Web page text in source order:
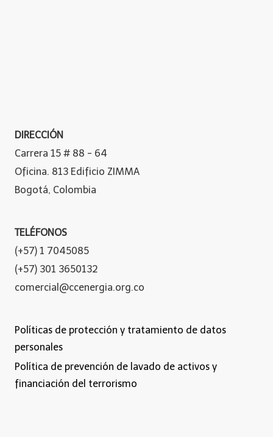
DIRECCIÓN
Carrera 15 # 88 - 64
Oficina. 813 Edificio ZIMMA
Bogotá, Colombia
TELÉFONOS
(+57) 1 7045085
(+57) 301 3650132
comercial@ccenergia.org.co
Políticas de protección y tratamiento de datos
personales
Política de prevención de lavado de activos y
financiación del terrorismo